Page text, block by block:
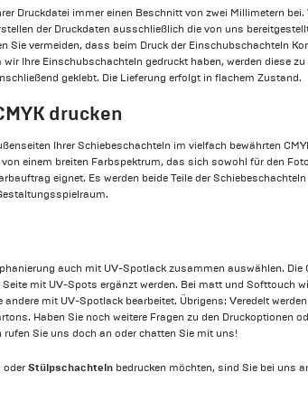
Druckdatei immer einen Beschnitt von zwei Millimetern bei.
der Druckdaten ausschließlich die von uns
Sie vermeiden, dass beim Druck der Einschubschachteln
wir Ihre Einschubschachteln gedruckt haben, werden diese
geklebt. Die Lieferung erfolgt in flachem Zustand.
drucken
Ihrer Schiebeschachteln im vielfach bewährten
von einem breiten Farbspektrum, das sich sowohl für den
eignet. Es werden beide Teile der
auch mit UV-Spotlack zusammen auswählen. Die
mit UV-Spots ergänzt werden. Bei matt und Softtouch
andere mit UV-Spotlack bearbeitet. Übrigens: Veredelt
Haben Sie noch weitere Fragen zu den Druckoptionen
rufen Sie uns doch an oder chatten Sie mit uns!
oderStülpschachteln bedrucken möchten, sind Sie bei uns